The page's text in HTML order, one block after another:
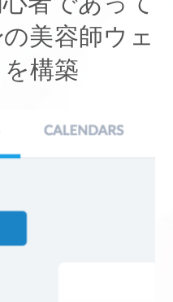
美容師ウェ
構築